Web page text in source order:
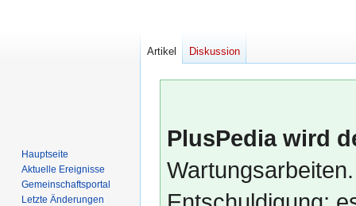
PlusPedia wird
Artikel Diskussion
Hauptseite
Aktuelle Ereignisse
Gemeinschafts­portal
Letzte Änderungen